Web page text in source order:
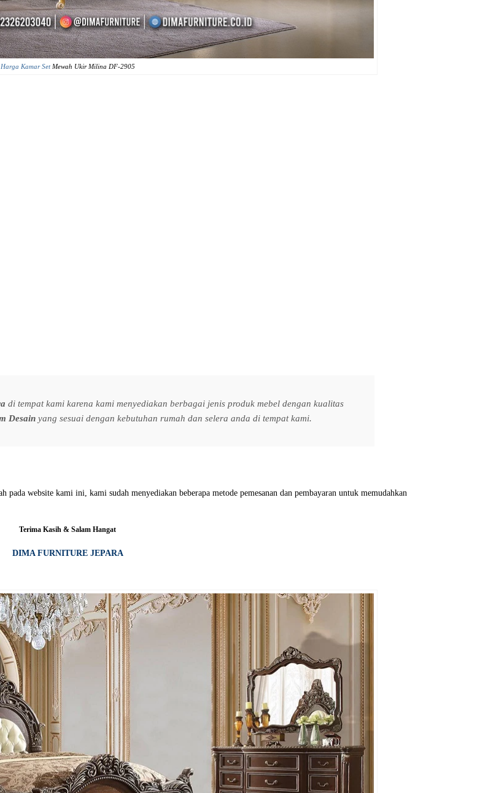
Harga Kamar SetMewah Ukir Milina DF-2905
di tempat kami karena kami menyediakan berbagai jenis produk mebel dengan kualitas
Desainyang sesuai dengan kebutuhan rumah dan selera anda di tempat kami.
website kami ini, kami sudah menyediakan beberapa metode pemesanan dan pembayaran untuk memudahkan
Terima Kasih & Salam Hangat
DIMA FURNITURE JEPARA